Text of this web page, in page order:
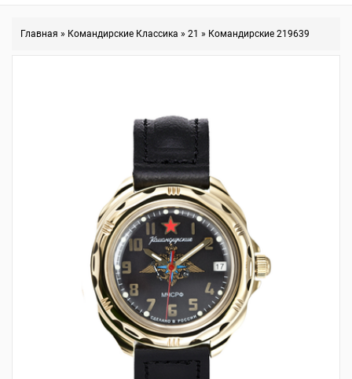
Главная » Командирские Классика » 21 » Командирские 219639